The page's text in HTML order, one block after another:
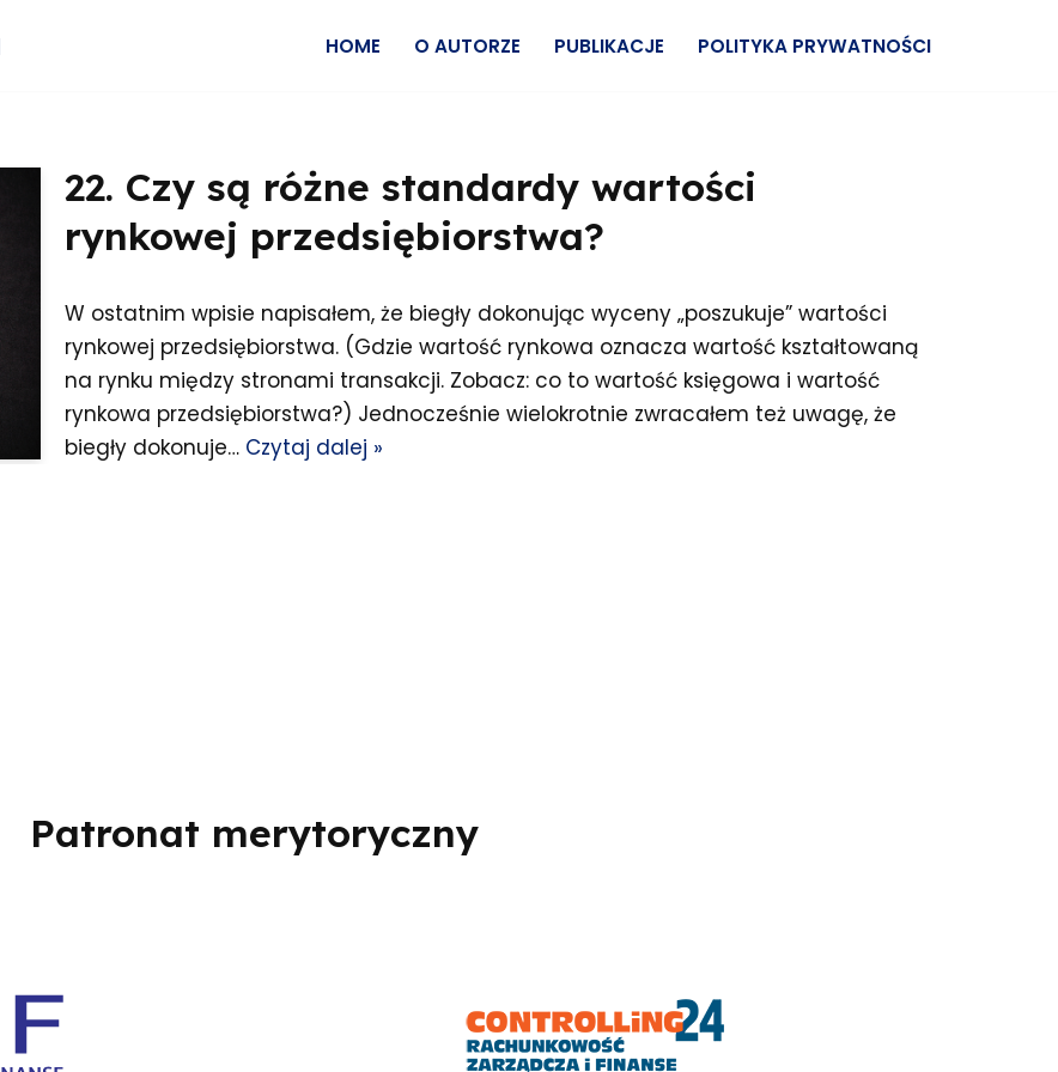
HOME O AUTORZE PUBLIKACJE POLITYKA PRYWATNOŚCI
22. Czy są różne standardy wartości
rynkowej przedsiębiorstwa?
W ostatnim wpisie napisałem, że biegły dokonując wyceny „poszukuje” wartości
rynkowej przedsiębiorstwa. (Gdzie wartość rynkowa oznacza wartość kształtowaną
na rynku między stronami transakcji. Zobacz: co to wartość księgowa i wartość
rynkowa przedsiębiorstwa?) Jednocześnie wielokrotnie zwracałem też uwagę, że
biegły dokonuje… Czytaj dalej »
Patronat merytoryczny